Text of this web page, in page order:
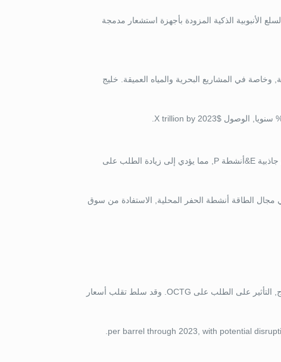
الأنبوبية الذكية المزودة بأجهزة استشعار مدمجة
في المشاريع البحرية والمياه العميقة. خليج
$X trillion by 2023.
يعزز الاستقرار السياسي والأطر التنظيمية الداعمة في المناطق الرئيسية المنتجة للنفط من جاذبية E&أنشطة P, مما يؤدي إلى زيادة الطلب على
مجال الطاقة أنشطة الحفر المحلية, الاستفادة من سوق
وتؤدي التقلبات في أسعار النفط إلى خلق حالة من عدم اليقين في قرارات الاستثمار والإنتاج, التأثير على الطلب على OCTG. وقد سلط تقلب أسعار